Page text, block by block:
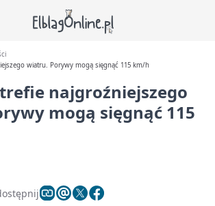
wiatru. Porywy mogą sięgnąć 115 km/h
najgroźniejszego
mogą sięgnąć 115